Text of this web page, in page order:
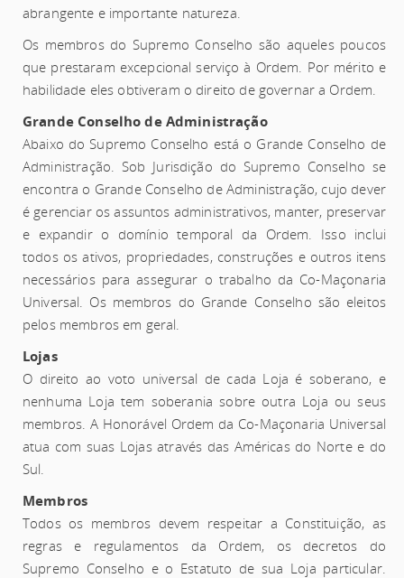
abrangente e importante natureza.
Os membros do Supremo Conselho são aqueles poucos
que prestaram excepcional serviço à Ordem. Por mérito e
habilidade eles obtiveram o direito de governar a Ordem.
Grande Conselho de Administração
Abaixo do Supremo Conselho está o Grande Conselho de
Administração. Sob Jurisdição do Supremo Conselho se
encontra o Grande Conselho de Administração, cujo dever
é gerenciar os assuntos administrativos, manter, preservar
e expandir o domínio temporal da Ordem. Isso inclui
todos os ativos, propriedades, construções e outros itens
necessários para assegurar o trabalho da Co-Maçonaria
Universal. Os membros do Grande Conselho são eleitos
pelos membros em geral.
Lojas
O direito ao voto universal de cada Loja é soberano, e
nenhuma Loja tem soberania sobre outra Loja ou seus
membros. A Honorável Ordem da Co-Maçonaria Universal
atua com suas Lojas através das Américas do Norte e do
Sul.
Membros
Todos os membros devem respeitar a Constituição, as
regras e regulamentos da Ordem, os decretos do
Supremo Conselho e o Estatuto de sua Loja particular.